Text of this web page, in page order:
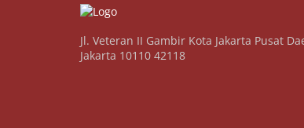
Jl. Veteran II Gambir Kota Jakarta Pusat
Jakarta 10110 42118